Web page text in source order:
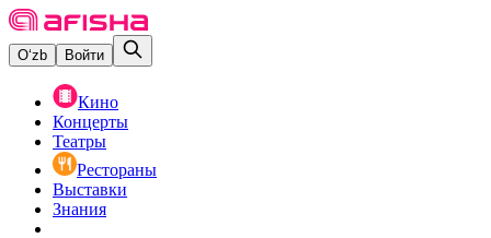
O‘zb Войти
Кино
Концерты
Театры
Рестораны
Выставки
Знания